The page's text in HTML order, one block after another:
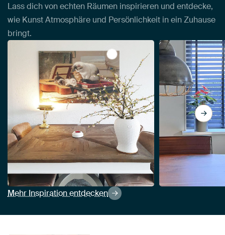
Lass dich von echten Räumen inspirieren und entdecke,
wie Kunst Atmosphäre und Persönlichkeit in ein Zuhause
bringt.
Mehr Inspiration entdecken
View Die Musikstunde,